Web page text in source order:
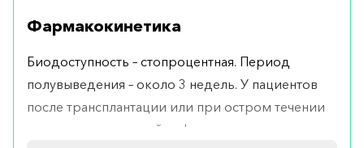
Фармакокинетика
Биодоступность – стопроцентная. Период
полувыведения – около 3 недель. У пациентов
после трансплантации или при остром течении
цитомегаловирусной инфекции период